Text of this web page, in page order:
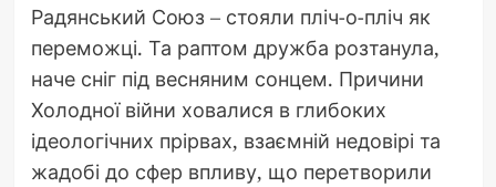
Радянський Союз – стояли пліч-о-пліч як
переможці. Та раптом дружба розтанула,
наче сніг під весняним сонцем. Причини
Холодної війни ховалися в глибоких
ідеологічних прірвах, взаємній недовірі та
жадобі до сфер впливу, що перетворили